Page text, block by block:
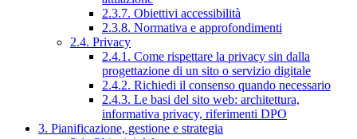
2.3.7. Obiettivi accessibilità
2.3.8. Normativa e approfondimenti
2.4. Privacy
2.4.1. Come rispettare la privacy sin dalla
progettazione di un sito o servizio digitale
2.4.2. Richiedi il consenso quando necessario
2.4.3. Le basi del sito web: architettura,
informativa privacy, riferimenti DPO
3. Pianificazione, gestione e strategia